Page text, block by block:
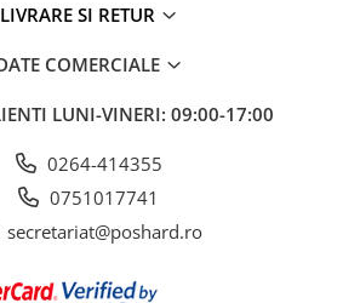
LIVRARE SI RETUR
COMERCIALE
LUNI-VINERI: 09:00-17:00
0264-414355
0751017741
secretariat@poshard.ro